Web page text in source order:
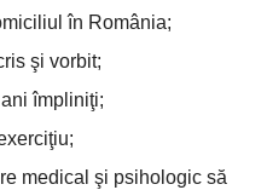
în România;
şi vorbit;
împliniţi;
medical şi psihologic să